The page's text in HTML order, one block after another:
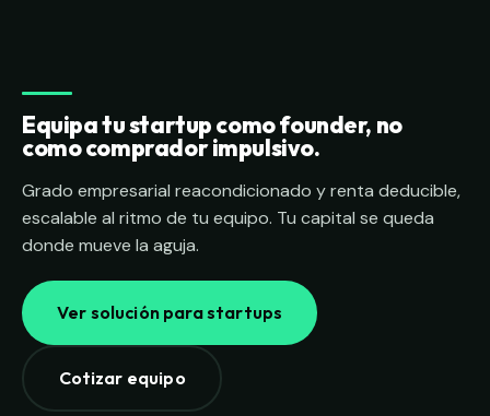
Equipa tu startup como founder, no
como comprador impulsivo.
Grado empresarial reacondicionado y renta deducible,
escalable al ritmo de tu equipo. Tu capital se queda
donde mueve la aguja.
Ver solución para startups
Cotizar equipo